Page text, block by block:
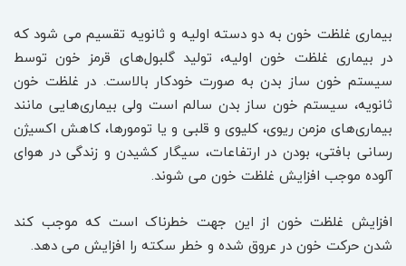
بیماری غلظت خون به دو دسته اولیه و ثانویه تقسیم می شود که
در بیماری غلظت خون اولیه، تولید گلبول‌های قرمز خون توسط
سیستم خون ساز بدن به صورت خودکار بالاست. در غلظت خون
ثانویه، سیستم خون ساز بدن سالم است ولی بیماری‌هایی مانند
بیماری‌های مزمن ریوی، کلیوی و قلبی و یا تومورها، کاهش اکسیژن
رسانی بافتی، بودن در ارتفاعات، سیگار کشیدن و زندگی در هوای
آلوده موجب افزایش غلظت خون می شوند.
افزایش غلظت خون از این جهت خطرناک است که موجب کند
شدن حرکت خون در عروق شده و خطر سکته را افزایش می دهد.